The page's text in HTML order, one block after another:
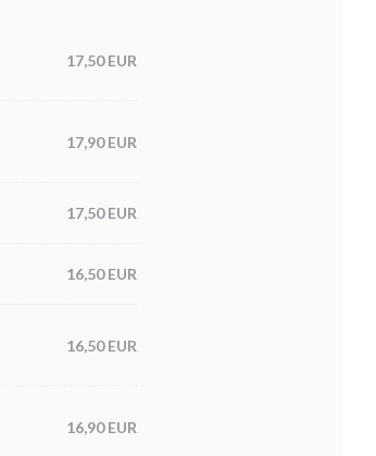
17,50 EUR
17,90 EUR
17,50 EUR
16,50 EUR
16,50 EUR
16,90 EUR